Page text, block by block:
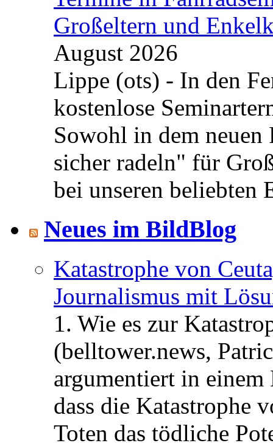
Großeltern und
August 2026
Lippe (ots) - In den
kostenlose
Sowohl in dem neuen
sicher radeln" für
bei unseren beliebten
Neues im BildBlog
Katastrophe von
Journalismus mit
1. Wie es zur
(belltower.news,
argumentiert in
dass die Katastrophe
Toten das tödliche